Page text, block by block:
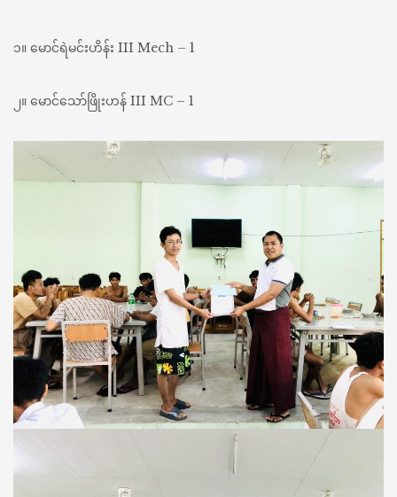
ထာ
ကျောင်းသား
ဆု
အဆောင်မှူး
ဂုဏ်
ပြု
ဆု
များ
ချီး
မြှ
င့်
ပေး
ခြင်း
၁။ မောင်ရဲမင်းဟိန်း III Mech – 1
၂။ မောင်သော်ဖြိုးဟန် III MC – 1